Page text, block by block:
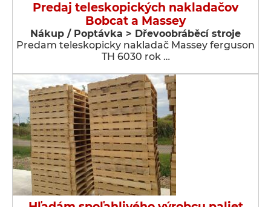
Predaj teleskopických nakladačov
Bobcat a Massey
Nákup / Poptávka > Dřevoobráběcí stroje
Predam teleskopicky nakladač Massey ferguson
TH 6030 rok …